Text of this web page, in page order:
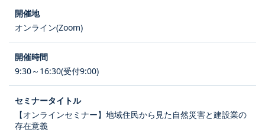
オンライン(Zoom)
9:30～16:30(受付9:00)
【オンラインセミナー】地域住民から見た自然災害と建設業の
存在意義